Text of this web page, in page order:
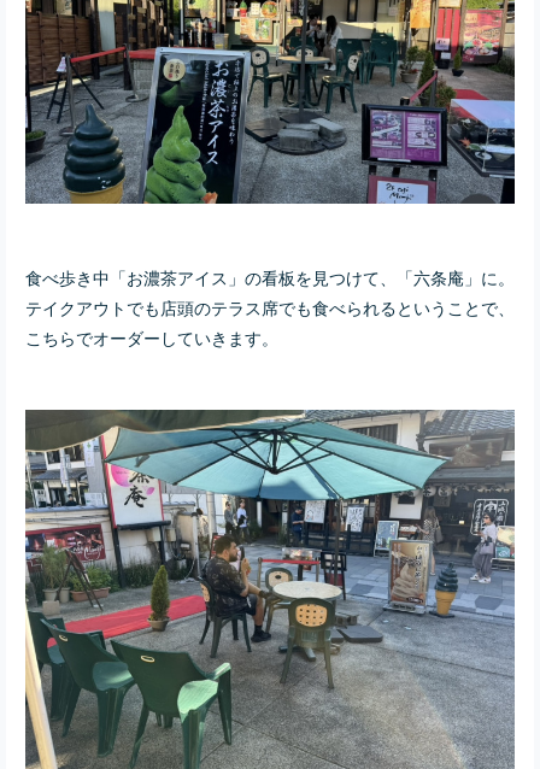
食べ歩き中「お濃茶アイス」の看板を見つけて、「六条庵」に。
テイクアウトでも店頭のテラス席でも食べられるということで、
こちらでオーダーしていきます。